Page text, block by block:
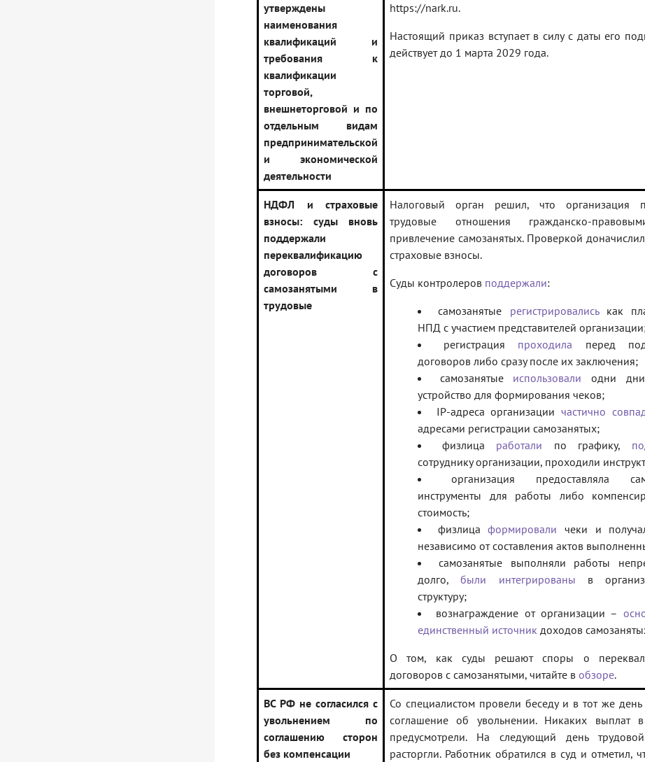
утверждены
наименования
квалификаций и
требования к
квалификации
торговой,
внешнеторговой и по
отдельным видам
предпринимательской
и экономической
деятельности
https://nark.ru.
Настоящий приказ вступает в силу с даты его
действует до 1 марта 2029 года.
НДФЛ и страховые
взносы: суды вновь
поддержали
переквалификацию
договоров с
самозанятыми в
трудовые
Налоговый орган решил, что организация
трудовые отношения гражданско-
привлечение самозанятых. Проверкой
страховые взносы.
Суды контролеров поддержали:
самозанятые регистрировалиськак
НПД с участием представителей
регистрация проходила перед
договоров либо сразу после их заключения;
самозанятые использовали одни
устройство для формирования чеков;
IP-адреса организациичастично
адресами регистрации самозанятых;
физлица работали по графику,
сотруднику организации, проходили
организация предоставляла
инструменты для работы либо
стоимость;
физлицаформировали чеки и
независимо от составления актов
самозанятые выполняли работы
долго,были интегрированы в
структуру;
вознаграждение от организации –
единственный источник доходов
О том, как суды решают споры о
договоров с самозанятыми, читайте в обзоре.
ВС РФ не согласился с
увольнением по
соглашению сторон
без компенсации
Со специалистом провели беседу и в тот же день
соглашение об увольнении. Никаких выплат
предусмотрели. На следующий день
расторгли. Работник обратился в суд и отметил,